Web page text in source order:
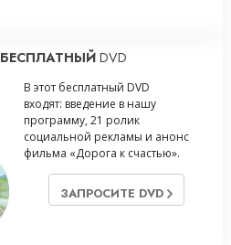
БЕСПЛАТНЫЙDVD
В этот бесплатный DVD
входят: введение в нашу
программу, 21 ролик
социальной рекламы и анонс
фильма «Дорога к счастью».
ЗАПРОСИТЕ DVD